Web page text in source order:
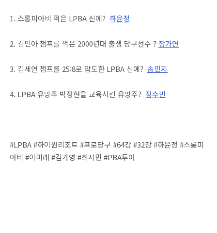
1. 스롱피아비 꺽은 LPBA 신예? 하윤정
2. 김민아 챔프를 꺽은 2000년대 출생 당구선수 ? 장가연
3. 김세연 챔프를 25:8로 압도한 LPBA 신예? 송민지
4. LPBA 유망주 박정현을 교육시킨 유망주? 정수빈
#LPBA #하이원리조트 #프로당구 #64강 #32강 #하윤정 #스롱피
아비 #이미래 #김가영 #최지민 #PBA투어